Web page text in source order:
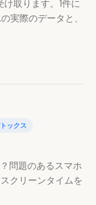
取ります。1件に
実際のデータと、
ックス
問題のあるスマホ
クリーンタイムを